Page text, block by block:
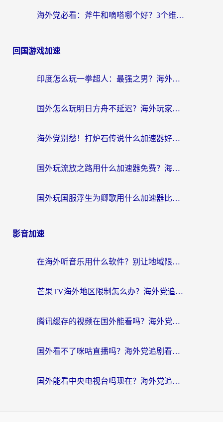
海外党必看：斧牛和嘀嗒哪个好？3个维度教你选对回国加速器
回国游戏加速
印度怎么玩一拳超人：最强之男？海外党国服游戏加速避坑指南
国外怎么玩明日方舟不延迟？海外玩家国服游戏加速终极指南（附DNF梦幻诛仙解决方案）
海外党别愁！打炉石传说什么加速器好用？3个实用技巧解决国服游戏卡顿
国外玩流放之路用什么加速器免费？海外党亲测有效的国服游戏加速指南
国外玩国服浮生为卿歌用什么加速器比较好？海外党亲测不踩坑指南
影音加速
在海外听音乐用什么软件？别让地域限制断了你的华语歌单
芒果TV海外地区限制怎么办？海外党追剧看片的实用加速器选择指南
腾讯缓存的视频在国外能看吗？海外党追剧看片的终极解决方案
国外看不了咪咕直播吗？海外党追剧看片的加速器选择指南
国外能看中央电视台吗现在？海外党追剧看央视的实用指南